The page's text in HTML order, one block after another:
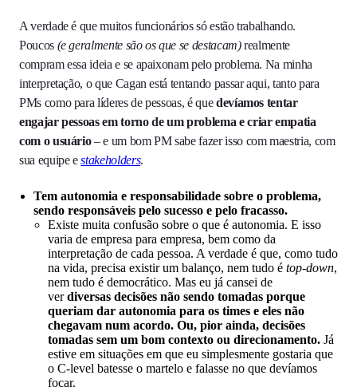
A verdade é que muitos funcionários só estão trabalhando.
Poucos (e geralmente são os que se destacam)realmente
compram essa ideia e se apaixonam pelo problema. Na minha
interpretação, o que Cagan está tentando passar aqui, tanto para
PMs como para líderes de pessoas, é quedevíamos tentar
engajar pessoas em torno de um problema e criar empatia
com o usuário– e um bom PM sabe fazer isso com maestria, com
sua equipe estakeholders.
Tem autonomia e responsabilidade sobre o problema,
sendo responsáveis pelo sucesso e pelo fracasso.
Existe muita confusão sobre o que é autonomia. E isso
varia de empresa para empresa, bem como da
interpretação de cada pessoa. A verdade é que, como tudo
na vida, precisa existir um balanço, nem tudo é top-down,
nem tudo é democrático. Mas eu já cansei de
verdiversas decisões não sendo tomadas porque
queriam dar autonomia para os times e eles não
chegavam num acordo. Ou, pior ainda, decisões
tomadas sem um bom contexto ou direcionamento. Já
estive em situações em que eu simplesmente gostaria que
o C-level batesse o martelo e falasse no que devíamos
focar.